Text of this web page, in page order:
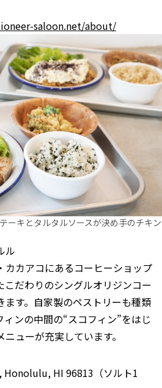
saloon.net/about/
ーキとタルタルソースが決め手のチキン
ル
カカアコにあるコーヒーショップ
こだわりのシングルオリジンコー
ます。自家製のペストリーも種類
ンの中間の“スコフィン”をはじ
ューが充実しています。
Honolulu, HI 96813（ソルト1